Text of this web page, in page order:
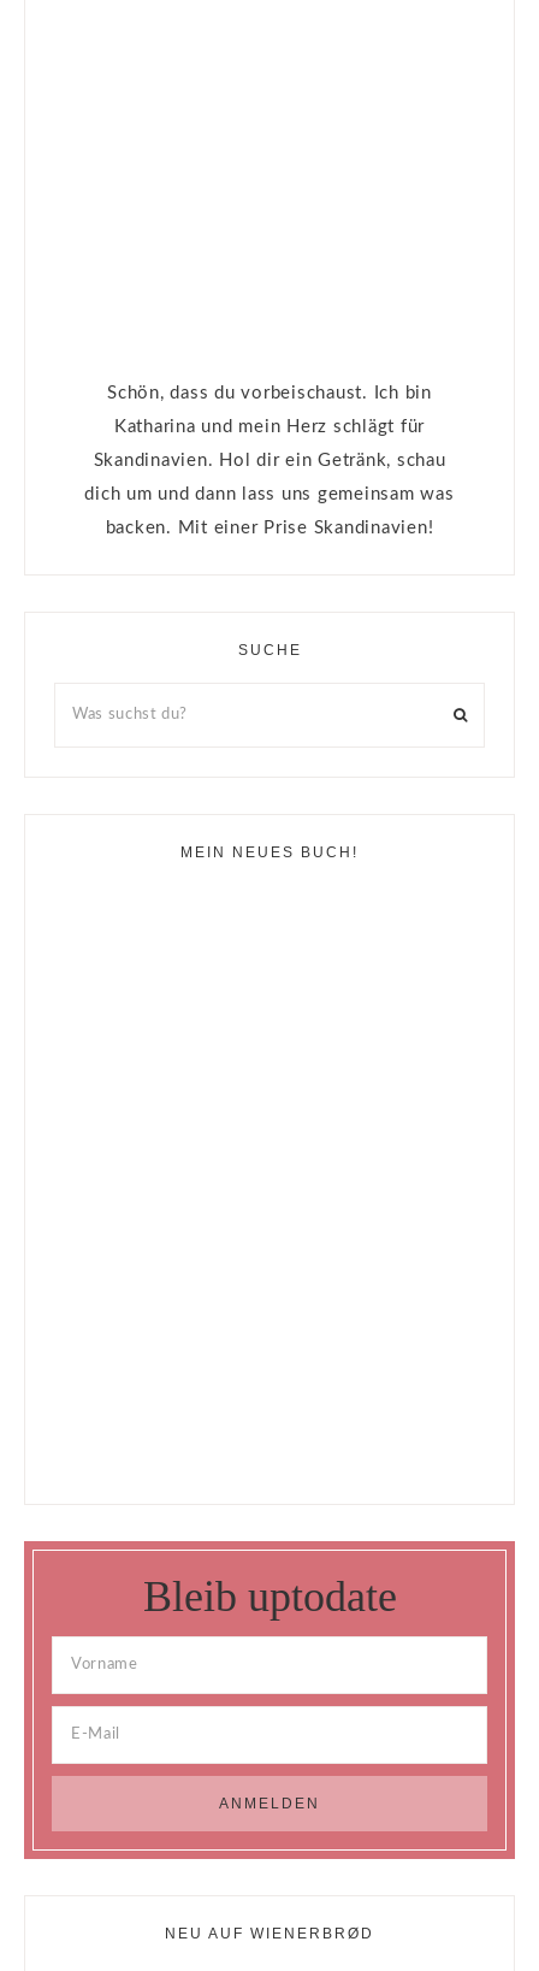
Schön, dass du vorbeischaust. Ich bin
Katharina und mein Herz schlägt für
Skandinavien. Hol dir ein Getränk, schau
dich um und dann lass uns gemeinsam was
backen. Mit einer Prise Skandinavien!
SUCHE
MEIN NEUES BUCH!
Bleib uptodate
NEU AUF WIENERBRØD